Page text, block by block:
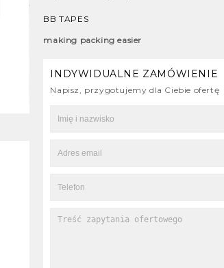
BB TAPES
making packing easier
INDYWIDUALNE ZAMÓWIENIE
Napisz, przygotujemy dla Ciebie ofertę